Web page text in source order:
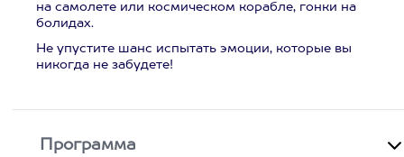
на самолете или космическом корабле, гонки на
болидах.
Не упустите шанс испытать эмоции, которые вы
никогда не забудете!
Программа